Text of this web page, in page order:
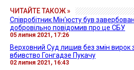
ЧИТАЙТЕ ТАКОЖ »
Співробітник Мін'юсту був
добровільно повідомив про це СБУ
05 липня 2021, 17:26
Верховний Суд лишив без змін вирок
вбивство Гонгадзе Пукачу
02 липня 2021, 16:43